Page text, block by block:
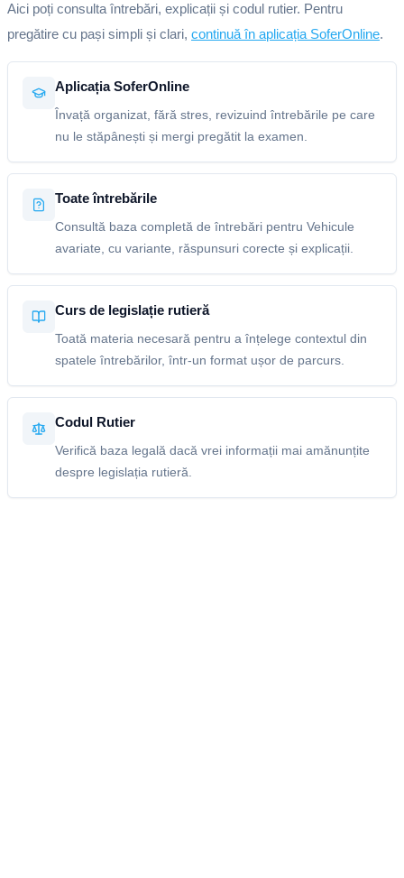
Aici poți consulta întrebări, explicații și codul rutier. Pentru
pregătire cu pași simpli și clari, continuă în aplicația SoferOnline.
Aplicația SoferOnline
Învață organizat, fără stres, revizuind întrebările pe care
nu le stăpânești și mergi pregătit la examen.
Toate întrebările
Consultă baza completă de întrebări pentru Vehicule
avariate, cu variante, răspunsuri corecte și explicații.
Curs de legislație rutieră
Toată materia necesară pentru a înțelege contextul din
spatele întrebărilor, într-un format ușor de parcurs.
Codul Rutier
Verifică baza legală dacă vrei informații mai amănunțite
despre legislația rutieră.